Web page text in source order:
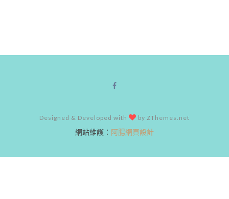
Designed & Developed with by ZThemes.net
網站維護： 阿腸網頁設計